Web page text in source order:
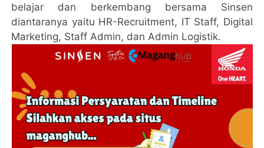
belajar dan berkembang bersama Sinsen
diantaranya yaitu HR-Recruitment, IT Staff, Digital
Marketing, Staff Admin, dan Admin Logistik.